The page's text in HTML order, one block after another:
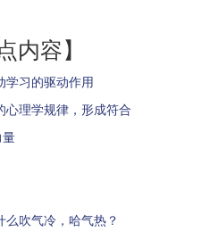
内容】
学习的驱动作用
心理学规律，形成符合
量
吹气冷，哈气热？